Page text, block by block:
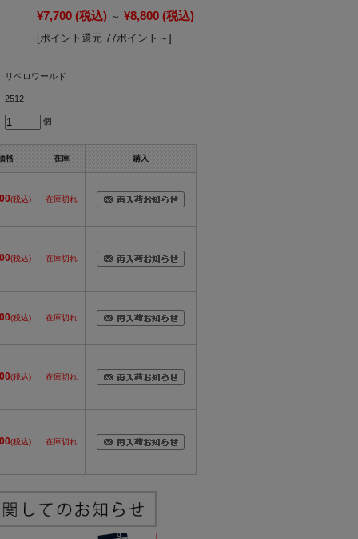
¥7,700 (税込) ～ ¥8,800 (税込)
[ポイント還元 77ポイント～]
リベロワールド
2512
個
格 在庫 購入
(税込) 在庫切れ
(税込) 在庫切れ
(税込) 在庫切れ
(税込) 在庫切れ
(税込) 在庫切れ